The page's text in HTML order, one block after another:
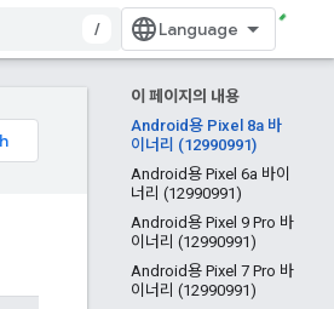
/
이 페이지의 내용
Android용 Pixel 8a 바
이너리 (12990991)
Android용 Pixel 6a 바이
너리 (12990991)
Android용 Pixel 9 Pro 바
이너리 (12990991)
Android용 Pixel 7 Pro 바
이너리 (12990991)